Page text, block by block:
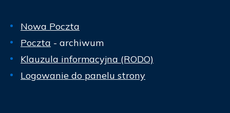
Nowa Poczta
Poczta - archiwum
Klauzula informacyjna (RODO)
Logowanie do panelu strony